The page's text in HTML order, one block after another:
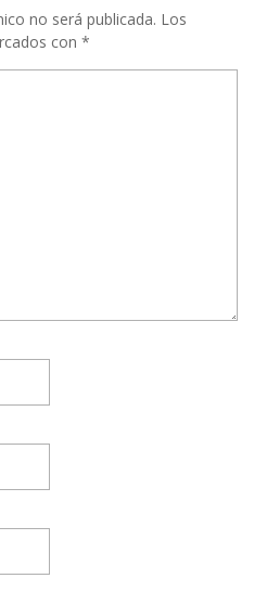
no será publicada. Los
con *